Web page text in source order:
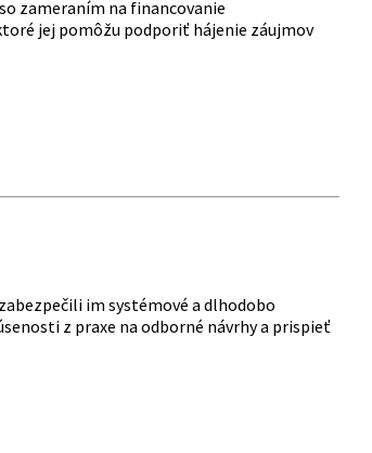
zameraním na financovanie
jej pomôžu podporiť hájenie záujmov
im systémové a dlhodobo
z praxe na odborné návrhy a prispieť